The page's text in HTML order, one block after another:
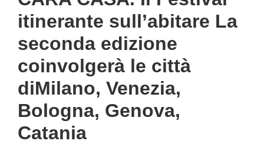
itinerante sull’abitare La
seconda edizione
coinvolgerà le città
diMilano, Venezia,
Bologna, Genova,
Catania